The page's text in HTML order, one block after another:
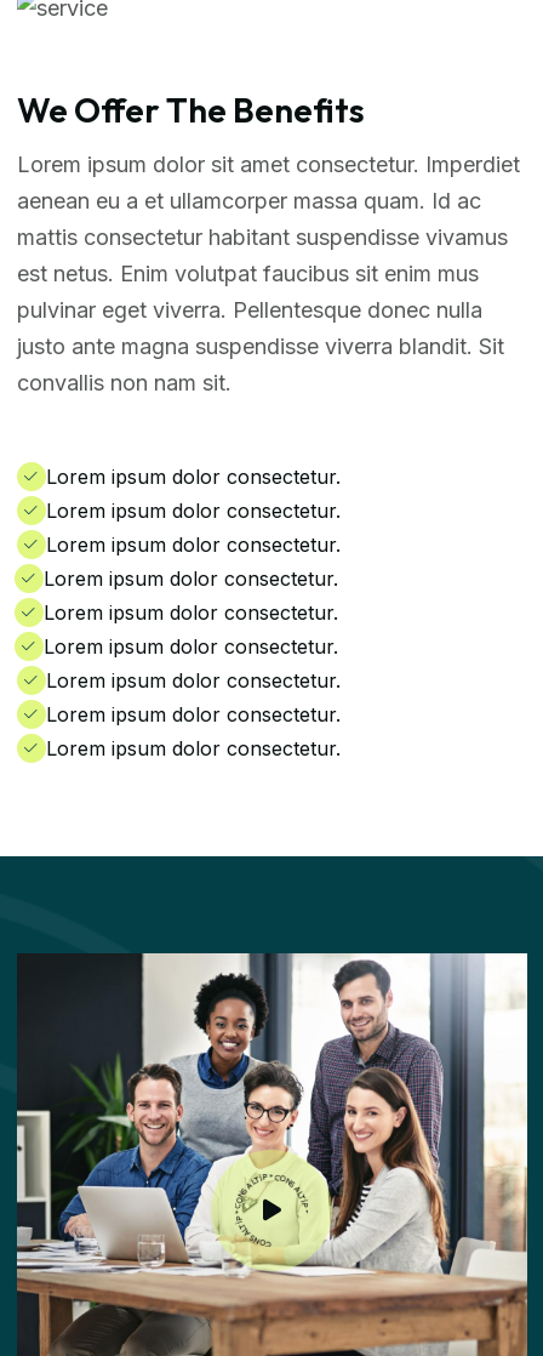
We Offer The Benefits
Lorem ipsum dolor sit amet consectetur. Imperdiet
aenean eu a et ullamcorper massa quam. Id ac
mattis consectetur habitant suspendisse vivamus
est netus. Enim volutpat faucibus sit enim mus
pulvinar eget viverra. Pellentesque donec nulla
justo ante magna suspendisse viverra blandit. Sit
convallis non nam sit.
Lorem ipsum dolor consectetur.
Lorem ipsum dolor consectetur.
Lorem ipsum dolor consectetur.
Lorem ipsum dolor consectetur.
Lorem ipsum dolor consectetur.
Lorem ipsum dolor consectetur.
Lorem ipsum dolor consectetur.
Lorem ipsum dolor consectetur.
Lorem ipsum dolor consectetur.
CONSALTIP * CONSALTIP * CONSALTIP *